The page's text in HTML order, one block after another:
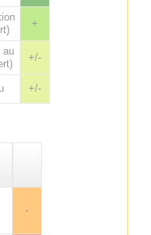
+
au
+/-
+/-
-